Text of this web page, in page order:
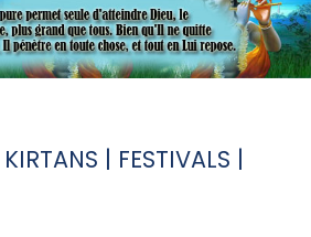
| FESTIVALS |